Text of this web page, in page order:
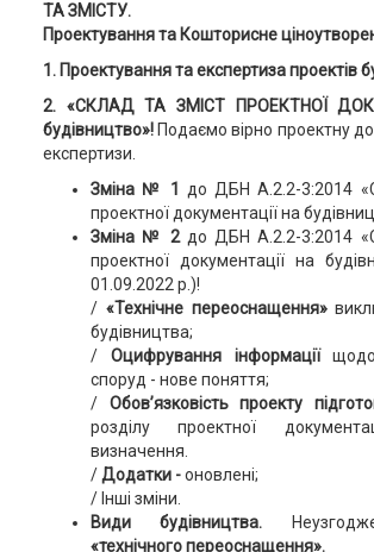
ТА ЗМІСТУ.
Проектування та Кошторисне
1. Проектування та експертиза проектів
2. «СКЛАД ТА ЗМІСТ ПРОЕКТНОЇ
будівництво»! Подаємо вірно проектну
експертизи.
Зміна № 1 до ДБН А.2.2-3:2014
проектної документації на
Зміна № 2 до ДБН А.2.2-3:2014
проектної документації на
01.09.2022 р.)!
/ «Технічне переоснащення»
будівництва;
/ Оцифрування інформаціїщодо
споруд - нове поняття;
/ Обов’язковість проекту
розділу проектної
визначення.
/Додатки -оновлені;
/ Інші зміни.
Види будівництва.
«технічного переоснащення».